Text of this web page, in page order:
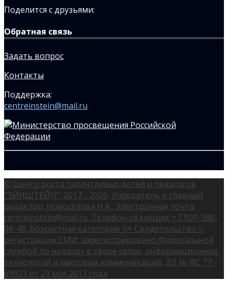
Поделится с друзьями:
Обратная связь
Задать вопрос
Контакты
Поддержка:
centreinstein@mail.ru
© Центр роста талантливых детей и педагогов
"ЭЙНШТЕЙН", 2017 - 2026, Учредитель и главный
редактор: Новоселова Н.А., Электронная почта:
centreinstein@mail.ru, Телефон редакции: +7 900-388-
06-48, Возрастная категория: 0+ Свидетельство о
регистрации СМИ: зарегистрировано Федеральной
службой по надзору в сфере связи, информационных
технологий и массовых коммуникаций, ЭЛ № ФС 77 -
69923 от 29 мая 2017 года